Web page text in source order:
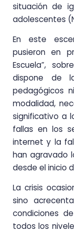
situación de
adolescentes
En este
pusieron en
Escuela”,
dispone de
pedagógicos
modalidad,
significativo a
fallas en los
internet y la
han agravado
desde el inicio
La crisis
sino
condiciones
todos los